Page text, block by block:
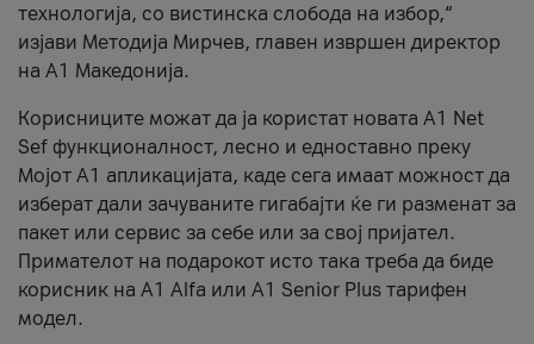
технологија, со вистинска слобода на избор,“
изјави Методија Мирчев, главен извршен директор
на А1 Македонија.
Корисниците можат да ја користат новата А1 Net
Sef функционалност, лесно и едноставно преку
Мојот А1 апликацијата, каде сега имаат можност да
изберат дали зачуваните гигабајти ќе ги разменат за
пакет или сервис за себе или за свој пријател.
Примателот на подарокот исто така треба да биде
корисник на А1 Alfa или A1 Senior Plus тарифен
модел.